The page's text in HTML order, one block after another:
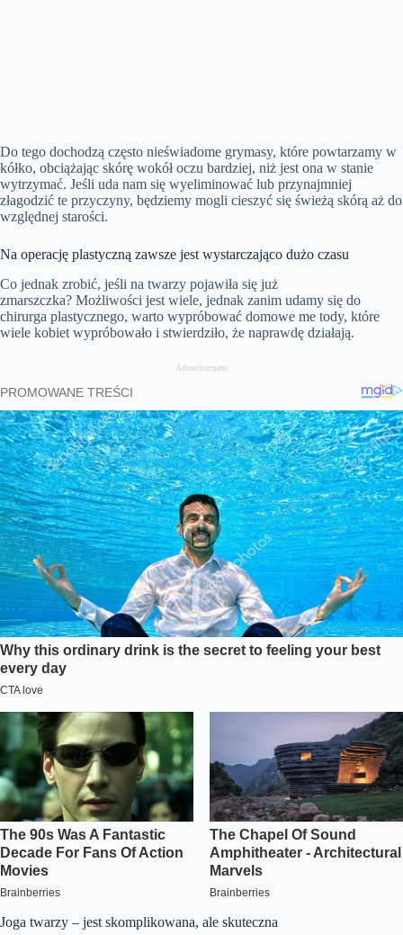
Do tego dochodzą często nieświadome grymasy, które powtarzamy w
kółko, obciążając skórę wokół oczu bardziej, niż jest ona w stanie
wytrzymać. Jeśli uda nam się wyeliminować lub przynajmniej
złagodzić te przyczyny, będziemy mogli cieszyć się świeżą skórą aż do
względnej starości.
Na operację plastyczną zawsze jest wystarczająco dużo czasu
Co jednak zrobić, jeśli na twarzy pojawiła się już
zmarszczka? Możliwości jest wiele, jednak zanim udamy się do
chirurga plastycznego, warto wypróbować domowe me tody, które
wiele kobiet wypróbowało i stwierdziło, że naprawdę działają.
Advertisement
Joga twarzy – jest skomplikowana, ale skuteczna